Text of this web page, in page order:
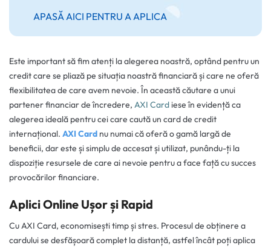
APASĂ AICI PENTRU A APLICA
Este important să fim atenți la alegerea noastră, optând pentru un
credit care se pliază pe situația noastră financiară și care ne oferă
flexibilitatea de care avem nevoie. În această căutare a unui
partener financiar de încredere, AXI Card iese în evidență ca
alegerea ideală pentru cei care caută un card de credit
internațional. AXI Card nu numai că oferă o gamă largă de
beneficii, dar este și simplu de accesat și utilizat, punându-ți la
dispoziție resursele de care ai nevoie pentru a face față cu succes
provocărilor financiare.
Aplici Online Ușor și Rapid
Cu AXI Card, economisești timp și stres. Procesul de obținere a
cardului se desfășoară complet la distanță, astfel încât poți aplica